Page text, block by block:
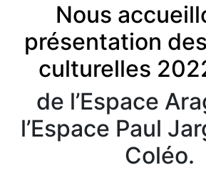
Nous
présentation
culturelles
de l’Espace
l’Espace Paul
Coléo.